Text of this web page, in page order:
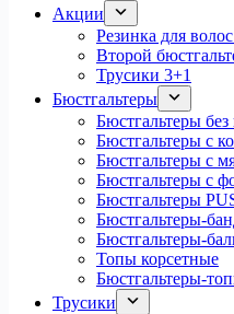
Акции
Резинка для
Второй
Трусики 3+1
Бюстгальтеры
Бюстгальтеры без
Бюстгальтеры с
Бюстгальтеры с
Бюстгальтеры с
Бюстгальтеры
Бюстгальтеры-
Бюстгальтеры-
Топы корсетные
Бюстгальтеры-
Трусики